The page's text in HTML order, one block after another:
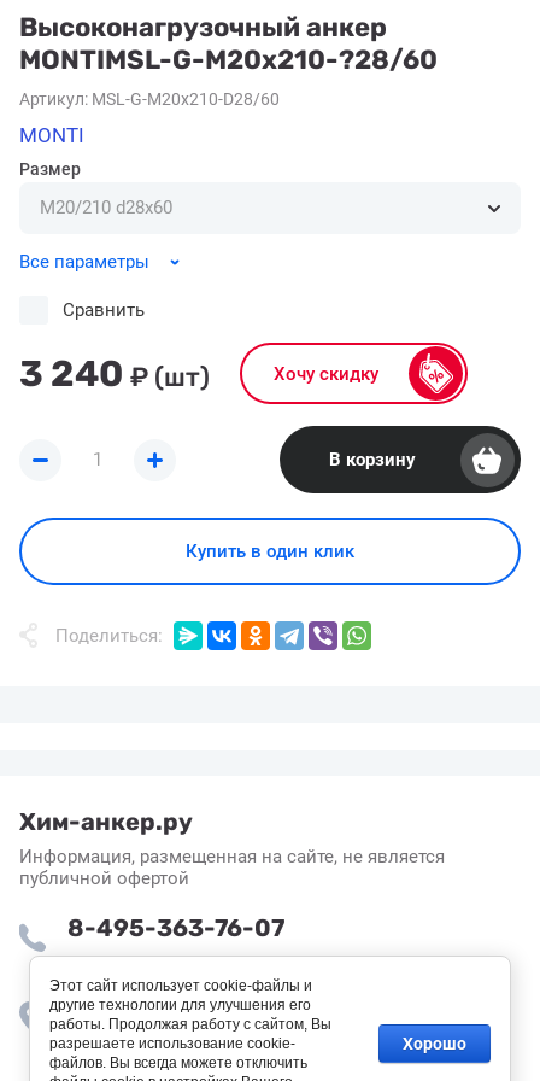
Высоконагрузочный анкер
MONTIMSL-G-M20x210-?28/60
Артикул: MSL-G-M20x210-D28/60
MONTI
Размер
Все параметры
3 240 ₽ (шт) Хочу скидку
Сравнить
В корзину
Купить в один клик
Поделиться:
Хим-анкер.ру
Информация, размещенная на сайте, не является
публичной офертой
8-495-363-76-07
Пн-Пт: 8:30 - 16:55
Москва, поселок завода Мосрентген,
Институтский проезд, 4с9
Этот сайт использует cookie-файлы и
другие технологии для улучшения его
работы. Продолжая работу с сайтом, Вы
разрешаете использование cookie-
файлов. Вы всегда можете отключить
Хорошо